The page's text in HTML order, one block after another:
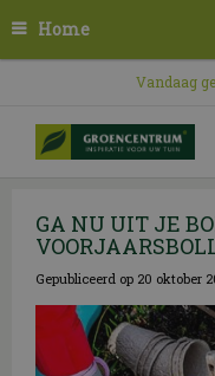
n
Home
Vandaag
GA NU UIT JE
Gepubliceerd op 20 oktober